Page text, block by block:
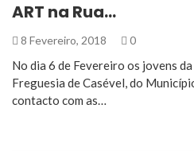
ART na Rua…
8 Fevereiro, 2018 0
No dia 6 de Fevereiro os jovens
Freguesia de Casével, do
contacto com as…